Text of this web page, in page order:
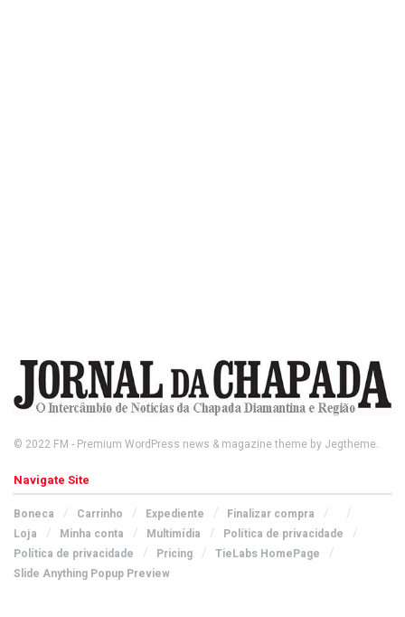
© 2022 FM - Premium WordPress news & magazine theme by Jegtheme.
Navigate Site
Boneca Carrinho Expediente
Finalizar compra
Loja
Minha conta Multimídia
Política de privacidade
Política de privacidade
Pricing
TieLabs HomePage
Slide Anything Popup Preview